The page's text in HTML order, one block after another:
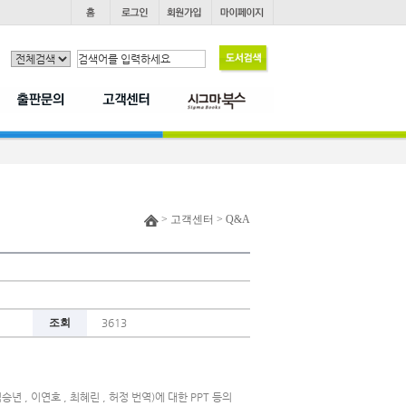
> 고객센터 > Q&A
조회 3613
, 이연호 , 최혜린 , 허정 번역)에 대한 PPT 등의